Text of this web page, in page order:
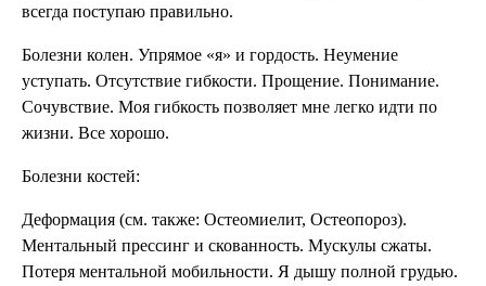
все­гда поступаю правильно.
Болезни колен. Упрямое «я» и гордость. Не­умение
уступать. Отсутствие гибкости. Прощение. Понимание.
Со­чувствие. Моя гибкость поз­воляет мне легко идти по
жизни. Все хорошо.
Болезни костей:
Деформация (см. также: Остео­миелит, Остеопороз).
Ментальный прессинг и ско­ванность. Мускулы сжаты.
Потеря ментальной мобиль­ности. Я дышу полной грудью.